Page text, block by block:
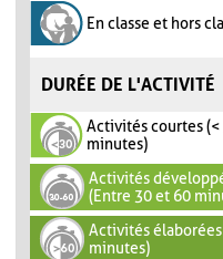
En classe et hors
DURÉE DE L'ACTIVITÉ
Activités courtes (<
minutes)
Activités
(Entre 30 et 60
Activités élaborées
minutes)